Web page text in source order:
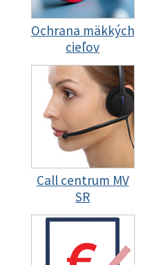
Ochrana mäkkých
cieľov
Call centrum MV
SR